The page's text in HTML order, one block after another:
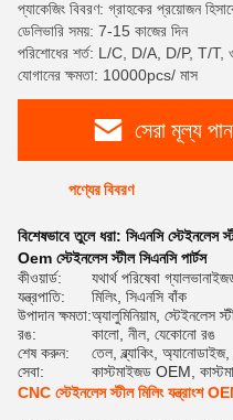
প্যাকেজিং বিবরণ: গ্রাহকের প্রয়োজন
ডেলিভারি সময়: 7-15 কাজের দিন
পরিশোধের শর্ত: L/C, D/A, D/P, T/T,
যোগানের ক্ষমতা: 10000pcs/ মাস
সেরা মূল্য পান
পণ্যের বিবরণ
বিশেষভাবে তুলে ধরা: সিএনসি স্টেইনলেস
Oem স্টেইনলেস স্টীল সিএনসি পার্টস
কীওয়ার্ড:
যথার্থ পরিষেবা
যন্ত্রপাতি:
মিলিং, সিএনসি বাঁক
উপাদান ক্ষমতা:অ্যালুমিনিয়াম, স্টেইনলেস
রঙ:
কালো, নীল, যেকোনো রঙ
শেষ করুন:
তেল, ব্ল্যাকিং, অ্যানোডাইজ,
সেবা:
কাস্টমাইজড OEM,
CNC স্টেইনলেস স্টীল মিলিং যন্ত্রাংশ